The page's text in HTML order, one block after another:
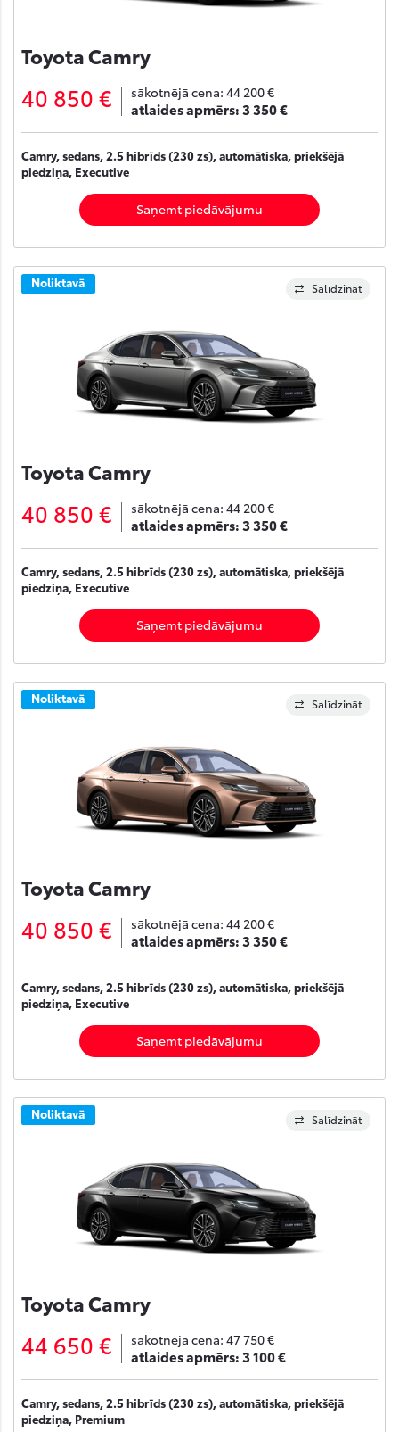
Toyota Camry
40 850 € sākotnējā cena: 44 200 €
atlaides apmērs:3 350 €
Camry, sedans, 2.5 hibrīds (230 zs), automātiska, priekšējā
piedziņa, Executive
Saņemt piedāvājumu
Salīdzināt
Noliktavā
Toyota Camry
40 850 € sākotnējā cena: 44 200 €
atlaides apmērs:3 350 €
Camry, sedans, 2.5 hibrīds (230 zs), automātiska, priekšējā
piedziņa, Executive
Saņemt piedāvājumu
Salīdzināt
Noliktavā
Toyota Camry
40 850 € sākotnējā cena: 44 200 €
atlaides apmērs:3 350 €
Camry, sedans, 2.5 hibrīds (230 zs), automātiska, priekšējā
piedziņa, Executive
Saņemt piedāvājumu
Salīdzināt
Noliktavā
Toyota Camry
44 650 € sākotnējā cena: 47 750 €
atlaides apmērs:3 100 €
Camry, sedans, 2.5 hibrīds (230 zs), automātiska, priekšējā
piedziņa, Premium